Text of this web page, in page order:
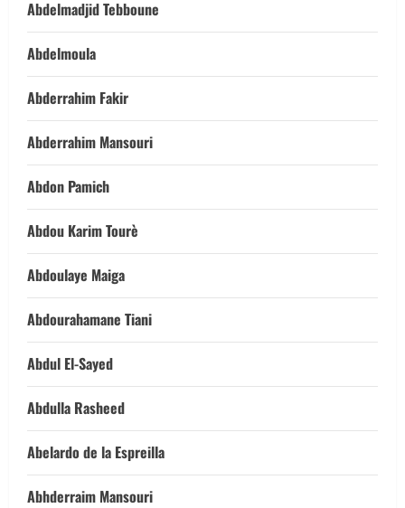
Abdelmadjid Tebboune
Abdelmoula
Abderrahim Fakir
Abderrahim Mansouri
Abdon Pamich
Abdou Karim Tourè
Abdoulaye Maiga
Abdourahamane Tiani
Abdul El-Sayed
Abdulla Rasheed
Abelardo de la Espreilla
Abhderraim Mansouri